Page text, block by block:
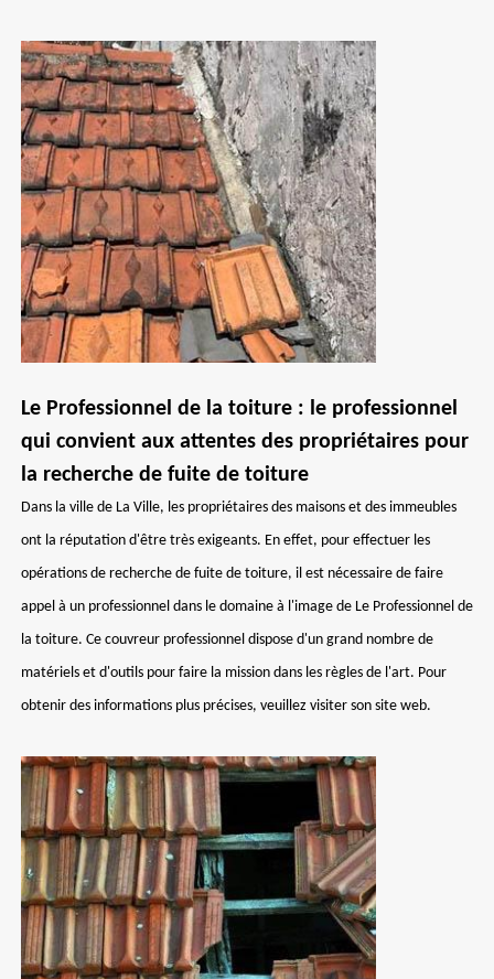
Le Professionnel de la toiture : le professionnel
qui convient aux attentes des propriétaires pour
la recherche de fuite de toiture
Dans la ville de La Ville, les propriétaires des maisons et des immeubles
ont la réputation d'être très exigeants. En effet, pour effectuer les
opérations de recherche de fuite de toiture, il est nécessaire de faire
appel à un professionnel dans le domaine à l'image de Le Professionnel de
la toiture. Ce couvreur professionnel dispose d'un grand nombre de
matériels et d'outils pour faire la mission dans les règles de l'art. Pour
obtenir des informations plus précises, veuillez visiter son site web.